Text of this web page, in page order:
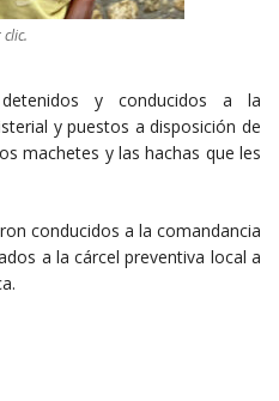
y conducidos a la
y puestos a disposición de
machetes y las hachas que les
conducidos a la comandancia
a la cárcel preventiva local a